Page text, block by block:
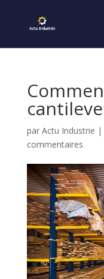
par Actu Industrie |
commentaires